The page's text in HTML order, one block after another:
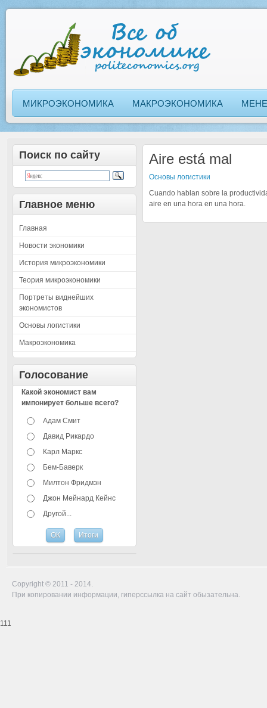
МИКРОЭКОНОМИКА МАКРОЭКОНОМИКА
Поиск по сайту
Главное меню
Главная
Новости экономики
История микроэкономики
Теория микроэкономики
Портреты виднейших
экономистов
Основы логистики
Макроэкономика
Голосование
Какой экономист вам
импонирует больше всего?
Адам Смит
Давид Рикардо
Карл Маркс
Бем-Баверк
Милтон Фридмэн
Джон Мейнард Кейнс
Другой...
Aire está mal
Основы логистики
Cuando hablan sobre la
aire en una hora en una hora.
Copyright © 2011 - 2014.
При копировании информации, гиперссылка на сайт обызательна.
111